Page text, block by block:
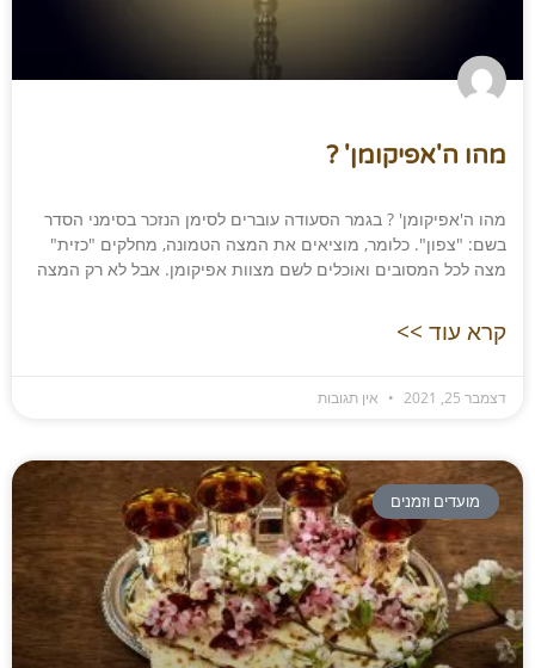
מהו ה'אפיקומן' ?
מהו ה'אפיקומן' ? בגמר הסעודה עוברים לסימן הנזכר בסימני הסדר
בשם: "צפון". כלומר, מוציאים את המצה הטמונה, מחלקים "כזית"
מצה לכל המסובים ואוכלים לשם מצוות אפיקומן. אבל לא רק המצה
קרא עוד >>
דצמבר 25, 2021 אין תגובות
מועדים וזמנים